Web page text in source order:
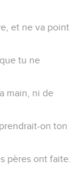
et ne va point
tu ne
main, ni de
on ton
pères ont faite.